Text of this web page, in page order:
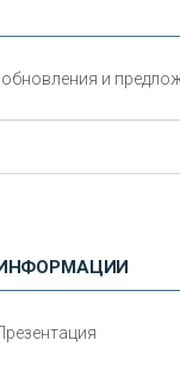
капитала
и
ИНФОРМАЦИИ